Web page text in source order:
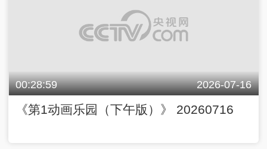
00:28:59 2026-07-16
《第1动画乐园（下午版）》 20260716